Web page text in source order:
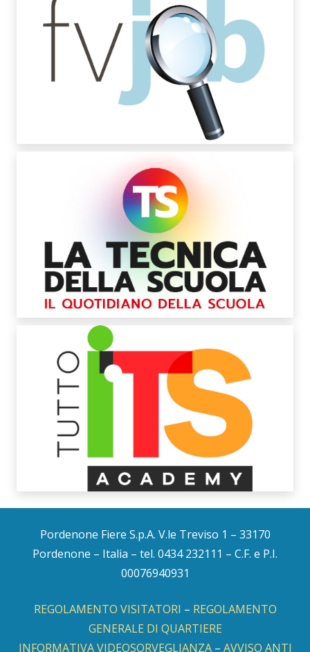
Pordenone Fiere S.p.A. V.le Treviso 1 – 33170
Pordenone – Italia – tel. 0434 232111 – C.F. e P.I.
00076940931
REGOLAMENTO VISITATORI – REGOLAMENTO
GENERALE DI QUARTIERE
INFORMATIVA VIDEOSORVEGLIANZA– AVVISO ANTI